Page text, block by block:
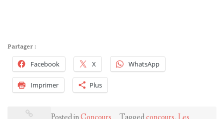
Partager :
Facebook X WhatsApp
Imprimer Plus